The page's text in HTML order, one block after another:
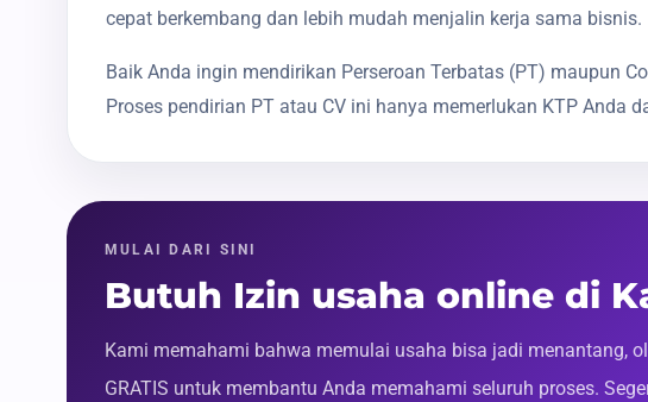
cepat berkembang dan lebih mudah menjalin kerja sama bisnis.
Baik Anda ingin mendirikan Perseroan Terbatas (PT) maupun
Proses pendirian PT atau CV ini hanya memerlukan KTP Anda
MULAI DARI SINI
Butuh Izin usaha online di
Kami memahami bahwa memulai usaha bisa jadi menantang,
GRATIS untuk membantu Anda memahami seluruh proses.